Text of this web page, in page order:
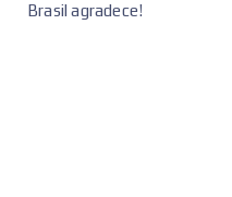
Brasil agradece!